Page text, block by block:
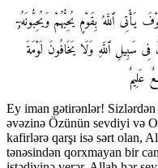
يَأْتِى ٱللَّهُ بِقَوْمٍ يُحِبُّهُمْ وَيُحِبُّونَهُۥٓ
سَبِيلِ ٱللَّهِ وَلَا يَخَافُونَ لَوْمَةَ
عَلِيمٌ
Ey iman gətirənlər!
əvəzinə Özünün sevdiyi və
kafirlərə qarşı isə sərt olan,
tənəsindən qorxmayan bir